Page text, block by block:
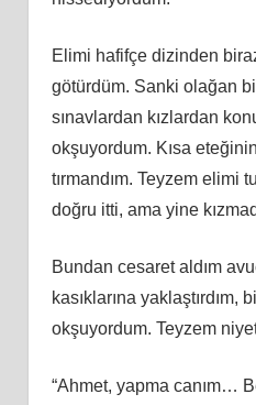
Elimi hafifçe dizinden
götürdüm. Sanki olağan
sınavlardan kızlardan
okşuyordum. Kısa
tırmandım. Teyzem elimi
doğru itti, ama yine
Bundan cesaret aldım
kasıklarına yaklaştırdım,
okşuyordum. Teyzem
“Ahmet, yapma canım…